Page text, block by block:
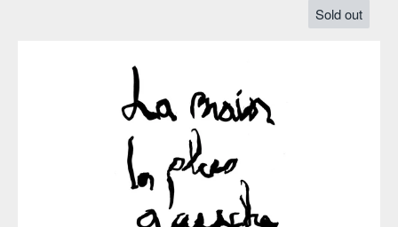
Sold out